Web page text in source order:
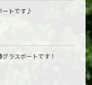
ートです♪
ラスボートです！